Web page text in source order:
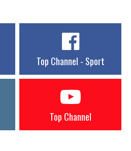
Top Channel - Sport
Top Channel